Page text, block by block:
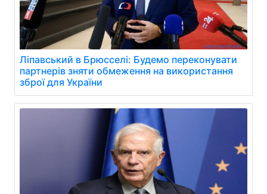
Ліпавський в Брюсселі: Будемо переконувати
партнерів зняти обмеження на використання
зброї для України